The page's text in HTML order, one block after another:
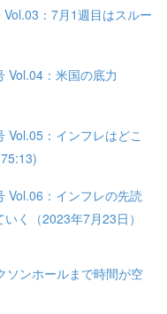
：7月1週目はスルー
Vol.04：米国の底力
Vol.05：インフレはどこ
Vol.06：インフレの先読
く（2023年7月23日）
ンホールまで時間が空